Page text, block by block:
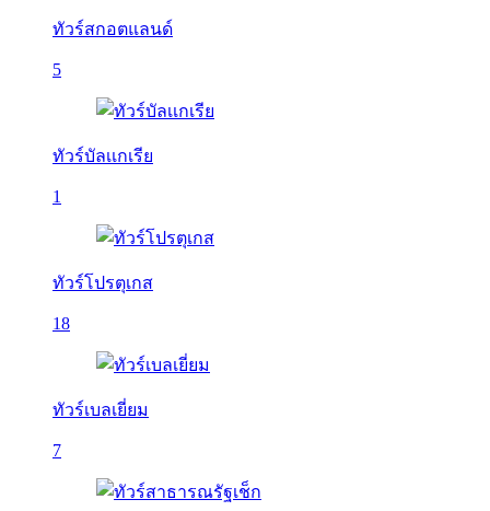
ทัวร์สกอตแลนด์
5
ทัวร์บัลเเกเรีย
1
ทัวร์โปรตุเกส
18
ทัวร์เบลเยี่ยม
7